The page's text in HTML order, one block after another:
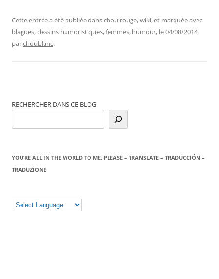
Cette entrée a été publiée danschou rouge,wiki, et marquée avec
blagues,dessins humoristiques,femmes, humour, le04/08/2014
parchoublanc.
RECHERCHER DANS CE BLOG
YOU’RE ALL IN THE WORLD TO ME. PLEASE – TRANSLATE – TRADUCCIÓN –
TRADUZIONE